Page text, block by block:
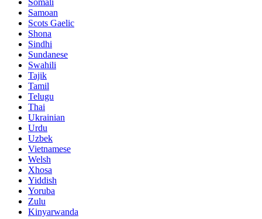
Somali
Samoan
Scots Gaelic
Shona
Sindhi
Sundanese
Swahili
Tajik
Tamil
Telugu
Thai
Ukrainian
Urdu
Uzbek
Vietnamese
Welsh
Xhosa
Yiddish
Yoruba
Zulu
Kinyarwanda